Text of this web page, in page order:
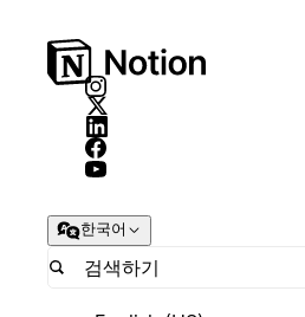
한국어